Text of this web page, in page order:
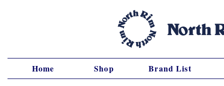
Home Shop Brand List